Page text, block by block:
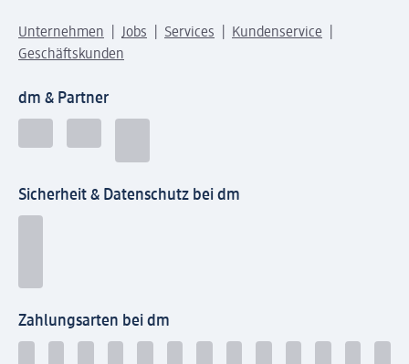
Unternehmen Jobs Services
Kundenservice
Geschäftskunden
dm & Partner
Sicherheit & Datenschutz bei dm
Zahlungsarten bei dm